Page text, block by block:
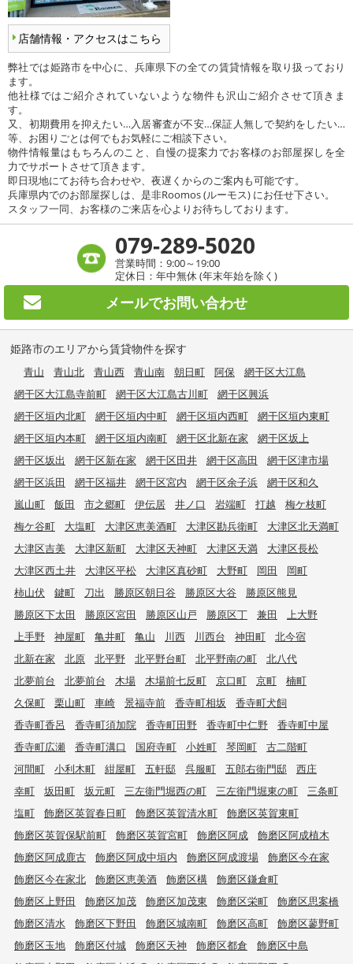
店舗情報・アクセスはこちら
弊社では姫路市を中心に、兵庫県下の全ての賃貸情報を取り扱っており
ます。
他社様ではご紹介されていないような物件も沢山ご紹介させて頂きま
す。
又、初期費用を抑えたい…入居審査が不安…保証人無しで契約をしたい…
等、お困りごとは何でもお気軽にご相談下さい。
物件情報量はもちろんのこと、自慢の提案力でお客様のお部屋探しを全
力でサポートさせて頂きます。
即日現地にてお待ち合わせや、夜遅くからのご案内も可能です。
兵庫県内でのお部屋探しは、是非Roomos (ルーモス) にお任せ下さい。
スタッフ一同、お客様のご来店を心よりお待ちしております。
079-289-5020
営業時間：9:00～19:00
定休日：年中無休 (年末年始を除く)
メールでお問い合わせ
姫路市のエリアから賃貸物件を探す
青山 青山北 青山西 青山南 朝日町 阿保
網干区大江島
網干区大江島寺前町
網干区大江島古川町
網干区興浜
網干区垣内北町
網干区垣内中町 網干区垣内西町
網干区垣内東町
網干区垣内本町
網干区垣内南町 網干区北新在家
網干区坂上
網干区坂出
網干区新在家 網干区田井 網干区高田
網干区津市場
網干区浜田
網干区福井 網干区宮内 網干区余子浜
網干区和久
嵐山町
飯田 市之郷町 伊伝居 井ノ口 岩端町 打越
梅ケ枝町
梅ケ谷町
大塩町 大津区恵美酒町 大津区勘兵衛町
大津区北天満町
大津区吉美
大津区新町 大津区天神町 大津区天満
大津区長松
大津区西土井
大津区平松 大津区真砂町 大野町 岡田
岡町
柿山伏
鍵町 刀出 勝原区朝日谷 勝原区大谷
勝原区熊見
勝原区下太田
勝原区宮田 勝原区山戸 勝原区丁 兼田
上大野
上手野
神屋町 亀井町 亀山 川西 川西台 神田町
北今宿
北新在家
北原 北平野 北平野台町 北平野南の町
北八代
北夢前台
北夢前台 木場 木場前七反町 京口町 京町
楠町
久保町
栗山町 車崎 景福寺前 香寺町相坂
香寺町犬飼
香寺町香呂
香寺町須加院 香寺町田野 香寺町中仁野
香寺町中屋
香寺町広瀬
香寺町溝口 国府寺町 小姓町 琴岡町
古二階町
河間町
小利木町 紺屋町 五軒邸 呉服町 五郎右衛門邸
西庄
幸町
坂田町 坂元町 三左衛門堀西の町 三左衛門堀東の町
三条町
塩町
飾磨区英賀春日町 飾磨区英賀清水町
飾磨区英賀東町
飾磨区英賀保駅前町
飾磨区英賀宮町 飾磨区阿成
飾磨区阿成植木
飾磨区阿成鹿古
飾磨区阿成中垣内 飾磨区阿成渡場
飾磨区今在家
飾磨区今在家北
飾磨区恵美酒 飾磨区構
飾磨区鎌倉町
飾磨区上野田
飾磨区加茂 飾磨区加茂東 飾磨区栄町
飾磨区思案橋
飾磨区清水
飾磨区下野田 飾磨区城南町 飾磨区高町
飾磨区蓼野町
飾磨区玉地
飾磨区付城 飾磨区天神 飾磨区都倉
飾磨区中島